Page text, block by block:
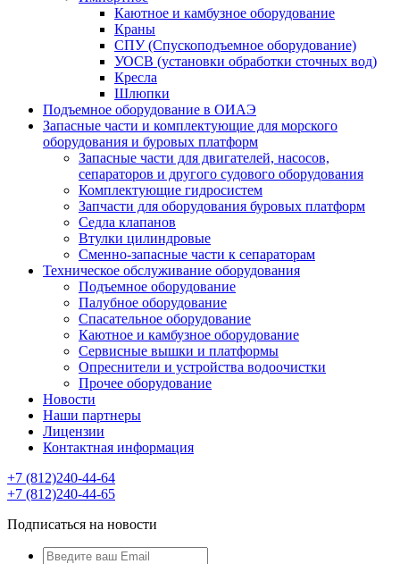
Каютное и камбузное оборудование
Краны
СПУ (Спускоподъемное оборудование)
УОСВ (установки обработки сточных вод)
Кресла
Шлюпки
Подъемное оборудование в ОИАЭ
Запасные части и комплектующие для морского
оборудования и буровых платформ
Запасные части для двигателей, насосов,
сепараторов и другого судового оборудования
Комплектующие гидросистем
Запчасти для оборудования буровых платформ
Седла клапанов
Втулки цилиндровые
Сменно-запасные части к сепараторам
Техническое обслуживание оборудования
Подъемное оборудование
Палубное оборудование
Спасательное оборудование
Каютное и камбузное оборудование
Сервисные вышки и платформы
Опреснители и устройства водоочистки
Прочее оборудование
Новости
Наши партнеры
Лицензии
Контактная информация
+7 (812)240-44-64
+7 (812)240-44-65
Подписаться на новости